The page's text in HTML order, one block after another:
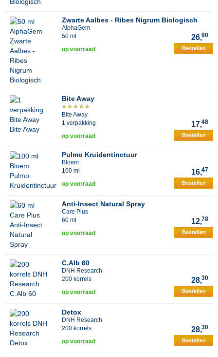
Zwarte Aalbes - Ribes Nigrum Biologisch
AlphaGem
50 ml
26,90
op voorraad Bestellen
Bite Away
Bite Away
1 verpakking
17,48
op voorraad Bestellen
Pulmo Kruidentinctuur
Bloem
100 ml
16,47
op voorraad Bestellen
Anti-Insect Natural Spray
Care Plus
60 ml
12,78
op voorraad Bestellen
C.Alb 60
DNH Research
200 korrels
28,30
op voorraad Bestellen
Detox
DNH Research
200 korrels
28,30
op voorraad Bestellen